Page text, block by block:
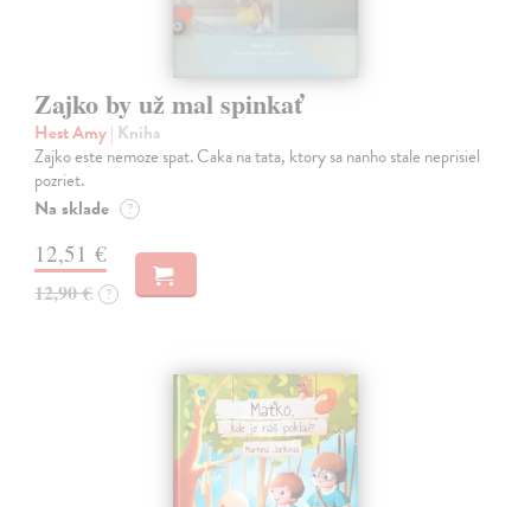
Zajko by už mal spinkať
Hest Amy| Kniha
Zajko este nemoze spat. Caka na tata, ktory sa nanho stale neprisiel
pozriet.
Na sklade ?
12,51 €
12,90 € ?